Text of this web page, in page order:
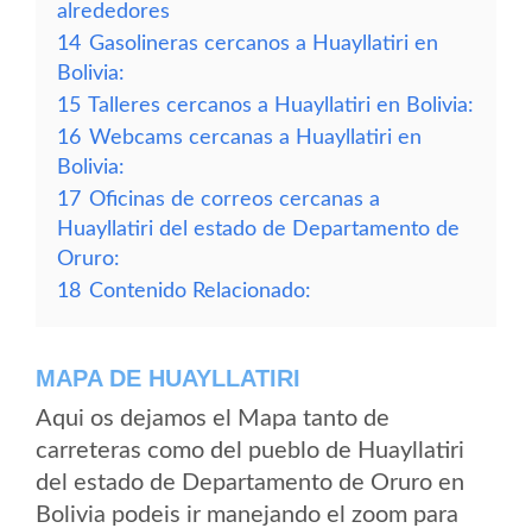
alrededores
14 Gasolineras cercanos a Huayllatiri en
Bolivia:
15 Talleres cercanos a Huayllatiri en Bolivia:
16 Webcams cercanas a Huayllatiri en
Bolivia:
17 Oficinas de correos cercanas a
Huayllatiri del estado de Departamento de
Oruro:
18 Contenido Relacionado:
MAPA DE HUAYLLATIRI
Aqui os dejamos el Mapa tanto de
carreteras como del pueblo de Huayllatiri
del estado de Departamento de Oruro en
Bolivia podeis ir manejando el zoom para